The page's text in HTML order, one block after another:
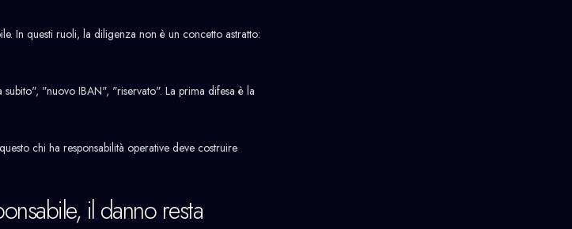
In questi ruoli, la diligenza non è un concetto astratto:
subito", "nuovo IBAN", "riservato". La prima difesa è la
chi ha responsabilità operative deve costruire
il danno resta